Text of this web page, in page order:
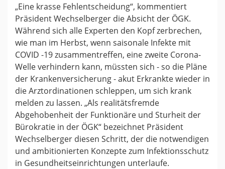
„Eine krasse Fehlentscheidung“, kommentiert
Präsident Wechselberger die Absicht der ÖGK.
Während sich alle Experten den Kopf zerbrechen,
wie man im Herbst, wenn saisonale Infekte mit
COVID -19 zusammentreffen, eine zweite Corona-
Welle verhindern kann, müssten sich - so die Pläne
der Krankenversicherung - akut Erkrankte wieder in
die Arztordinationen schleppen, um sich krank
melden zu lassen. „Als realitätsfremde
Abgehobenheit der Funktionäre und Sturheit der
Bürokratie in der ÖGK“ bezeichnet Präsident
Wechselberger diesen Schritt, der die notwendigen
und ambitionierten Konzepte zum Infektionsschutz
in Gesundheitseinrichtungen unterlaufe.